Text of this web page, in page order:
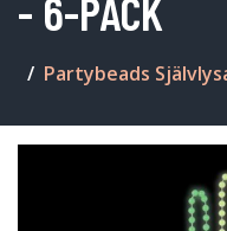
- 6-PACK
Partybeads